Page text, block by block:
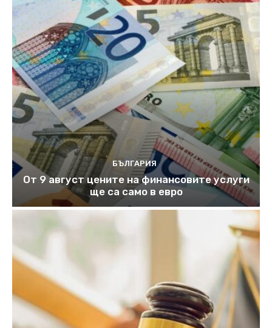
БЪЛГАРИЯ
От 9 август цените на финансовите услуги
ще са само в евро